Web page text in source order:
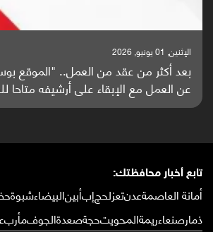
الإثنين, 25 مايو, 2026
باحثون من اليمن يدخلون سباق أبحاث
واعدة منشورة عالميا (ترجمة)
تابع أخبار محافظتك:
أمانة العاصمةعدنتعزلحجإبأبينالبيضاءشبوة
ذمارصنعاءريمةالمحويتحجةصعدةالجوفمأرب